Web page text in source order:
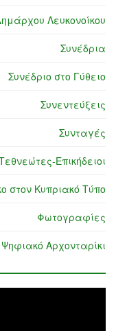
Λευκονοίκου
Συνέδρια
Συνέδριο στο Γύθειο
Συνεντεύξεις
Συνταγές
Επικήδειοι
στον Κυπριακό Τύπο
Φωτογραφίες
Ψηφιακό Αρχονταρίκι